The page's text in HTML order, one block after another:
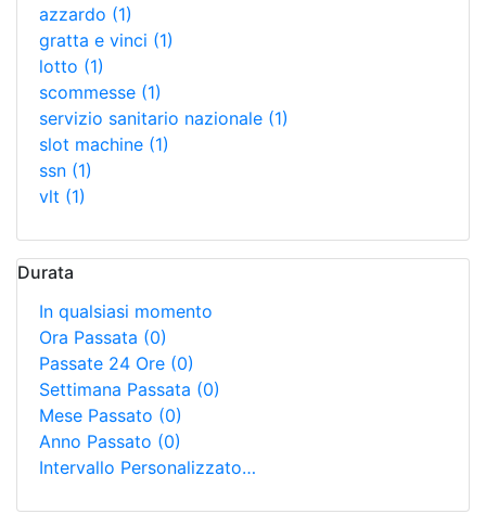
azzardo (1)
gratta e vinci (1)
lotto (1)
scommesse (1)
servizio sanitario nazionale (1)
slot machine (1)
ssn (1)
vlt (1)
Durata
In qualsiasi momento
Ora Passata (0)
Passate 24 Ore (0)
Settimana Passata (0)
Mese Passato (0)
Anno Passato (0)
Intervallo Personalizzato…